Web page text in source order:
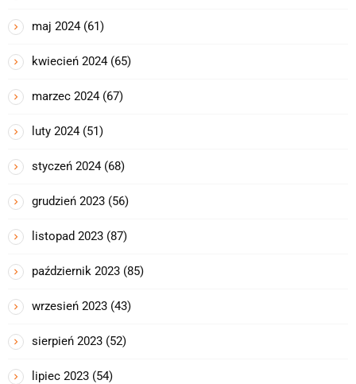
maj 2024 (61)
kwiecień 2024 (65)
marzec 2024 (67)
luty 2024 (51)
styczeń 2024 (68)
grudzień 2023 (56)
listopad 2023 (87)
październik 2023 (85)
wrzesień 2023 (43)
sierpień 2023 (52)
lipiec 2023 (54)